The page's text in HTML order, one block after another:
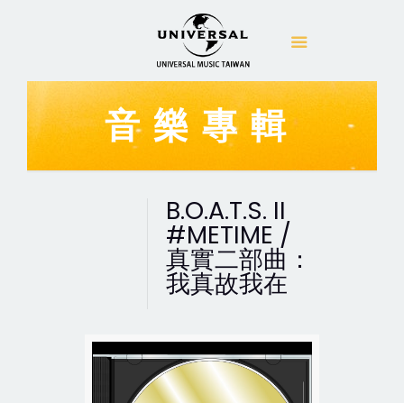
音樂專輯
B.O.A.T.S. II
#METIME /
真實二部曲：
我真故我在